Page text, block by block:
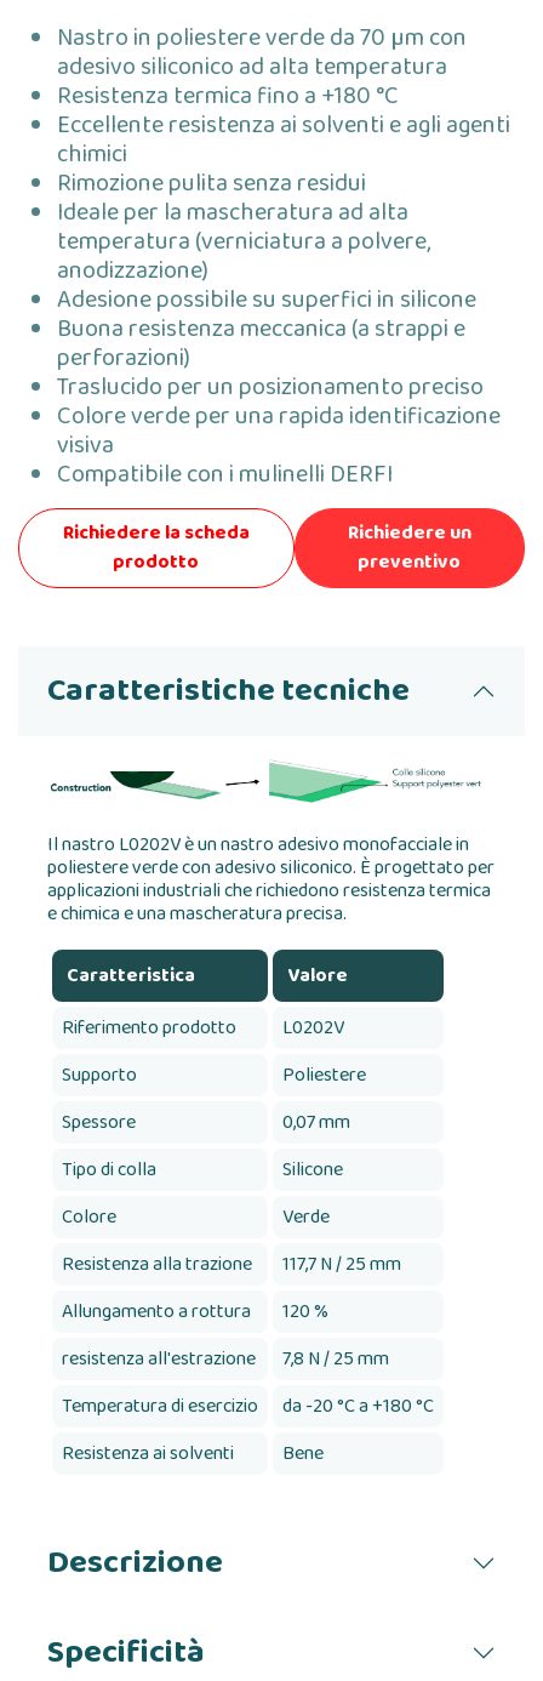
Nastro in poliestere verde da 70 µm con
adesivo siliconico ad alta temperatura
Resistenza termica fino a +180 °C
Eccellente resistenza ai solventi e agli agenti
chimici
Rimozione pulita senza residui
Ideale per la mascheratura ad alta
temperatura (verniciatura a polvere,
anodizzazione)
Adesione possibile su superfici in silicone
Buona resistenza meccanica (a strappi e
perforazioni)
Traslucido per un posizionamento preciso
Colore verde per una rapida identificazione
visiva
Compatibile con i mulinelli DERFI
Richiedere la scheda
prodotto
Richiedere un
preventivo
Caratteristiche tecniche
Il nastro L0202V è un nastro adesivo monofacciale in
poliestere verde con adesivo siliconico. È progettato per
applicazioni industriali che richiedono resistenza termica
e chimica e una mascheratura precisa.
Caratteristica
Valore
Riferimento prodotto
L0202V
Supporto
Poliestere
Spessore
0,07 mm
Tipo di colla
Silicone
Colore
Verde
Resistenza alla trazione
117,7 N / 25 mm
Allungamento a rottura
120 %
resistenza all'estrazione
7,8 N / 25 mm
Temperatura di esercizio
da -20 °C a +180 °C
Resistenza ai solventi
Bene
Descrizione
Specificità